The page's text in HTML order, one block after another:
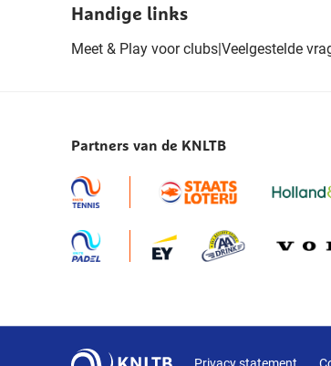
Handige links
Meet & Play voor clubs|Veelgestelde
Partners van de KNLTB